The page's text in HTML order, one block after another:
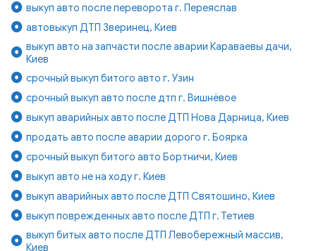
выкуп авто после переворота г. Переяслав
автовыкуп ДТП Зверинец, Киев
выкуп авто на запчасти после аварии Караваевы дачи,
Киев
срочный выкуп битого авто г. Узин
срочный выкуп авто после дтп г. Вишнёвое
выкуп аварийных авто после ДТП Нова Дарница, Киев
продать авто после аварии дорого г. Боярка
срочный выкуп битого авто Бортничи, Киев
выкуп авто не на ходу г. Киев
выкуп аварийных авто после ДТП Святошино, Киев
выкуп поврежденных авто после ДТП г. Тетиев
выкуп битых авто после ДТП Левобережный массив,
Киев